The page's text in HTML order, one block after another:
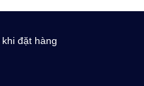
khi đặt hàng